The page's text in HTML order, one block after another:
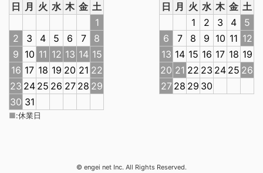
日 月 火 水 木 金 土
1
2
3 4 5 6 7
8
9 10 11 12 13 14 15
16 17 18 19 20 21 22
23 24 25 26 27 28 29
30 31
日 月 火 水 木 金 土
1
2 3 4
5
6
7 8 9 10 11 12
13 14 15 16 17 18 19
20 21 22 23 24 25 26
27 28 29 30
■:休業日
© engei net Inc. All Rights Reserved.